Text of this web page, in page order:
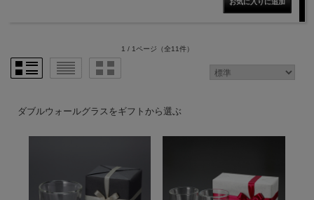
1 / 1ページ （全11件）
ダブルウォールグラスをギフトから選ぶ